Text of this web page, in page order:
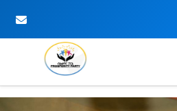
Skip to Main Content